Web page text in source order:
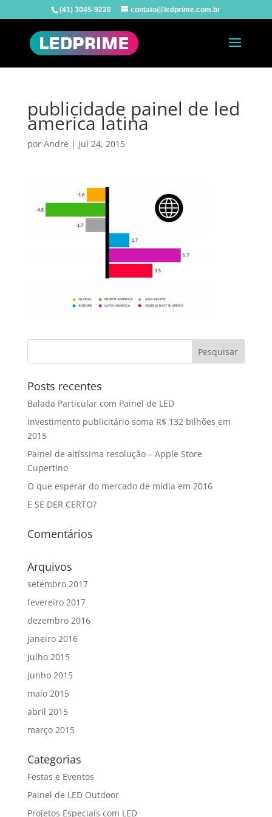
(41) 3045-9220 contato@ledprime.com.br
publicidade painel de led
america latina
por Andre | jul 24, 2015
Posts recentes
Balada Particular com Painel de LED
Investimento publicitário soma R$ 132 bilhões em
2015
Painel de altíssima resolução – Apple Store
Cupertino
O que esperar do mercado de mídia em 2016
E SE DER CERTO?
Comentários
Arquivos
setembro 2017
fevereiro 2017
dezembro 2016
janeiro 2016
julho 2015
junho 2015
maio 2015
abril 2015
março 2015
Categorias
Festas e Eventos
Painel de LED Outdoor
Projetos Especiais com LED